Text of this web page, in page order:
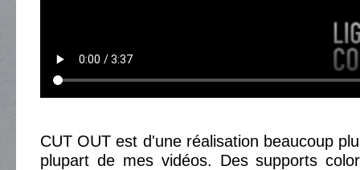
CUT OUT est d'une réalisation beaucoup
plupart de mes vidéos. Des supports